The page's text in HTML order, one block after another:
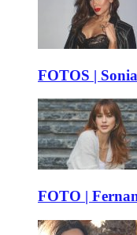
FOTOS |
FOTO |